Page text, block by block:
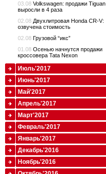
03.08 Volkswagen: продажи Tiguan
выросли в 4 раза
02.08 Двухлитровая Honda CR-V:
озвучена стоимость
02.08 Грузовой “икс”
01.08 Осенью начнутся продажи
кроссовера Tata Nexon
Июль'2017
Июнь'2017
Май'2017
Апрель'2017
Март'2017
Февраль'2017
Январь'2017
Декабрь'2016
Ноябрь'2016